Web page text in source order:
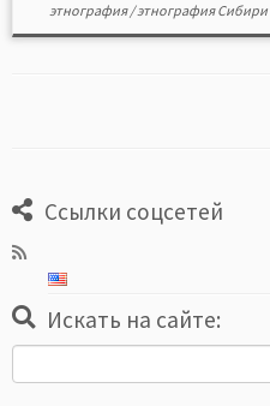
этнография/этнография Сибири
Ссылки соцсетей
Искать на сайте: